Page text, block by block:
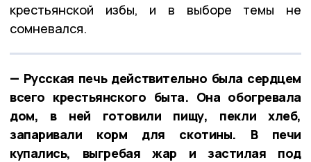
крестьянской избы, и в выборе темы не
сомневался.
— Русская печь действительно была сердцем
всего крестьянского быта. Она обогревала
дом, в ней готовили пищу, пекли хлеб,
запаривали корм для скотины. В печи
купались, выгребая жар и застилая под